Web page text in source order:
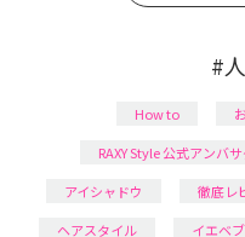
#
How to
RAXY Style 公式アンバ
アイシャドウ
徹底レ
ヘアスタイル
イエベ